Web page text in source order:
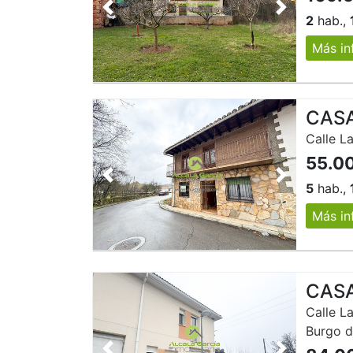
Anterior Siguiente
2 hab.,
Más
Anterior Siguiente
Calle
5 hab.,
Más
Calle
Burgo